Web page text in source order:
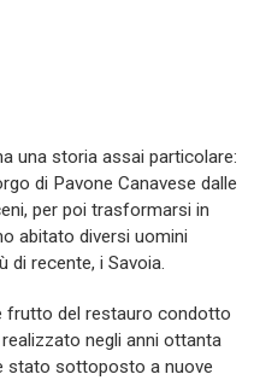
una storia assai particolare:
di Pavone Canavese dalle
per poi trasformarsi in
abitato diversi uomini
di recente, i Savoia.
frutto del restauro condotto
realizzato negli anni ottanta
stato sottoposto a nuove